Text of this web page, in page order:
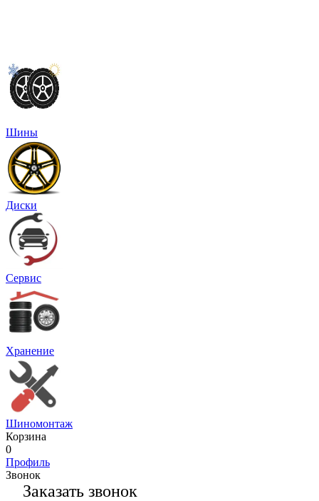
Шины
Диски
Сервис
Хранение
Шиномонтаж
Корзина
0
Профиль
Звонок
Заказать звонок